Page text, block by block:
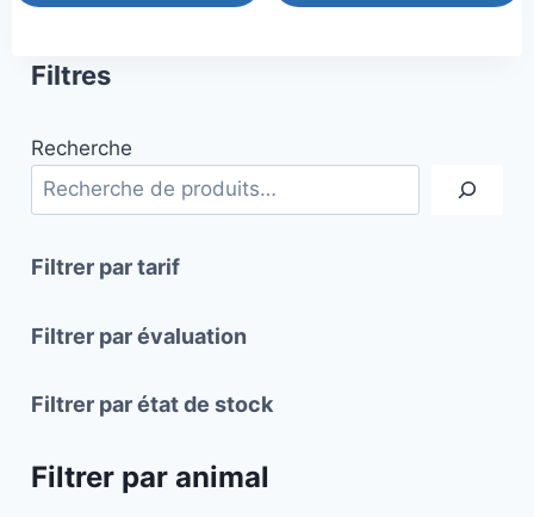
variations.
Les
options
être
sur
page
produit
options
page
Filtres
Recherche
Filtrer par tarif
Filtrer par évaluation
Filtrer par état de stock
Filtrer par animal